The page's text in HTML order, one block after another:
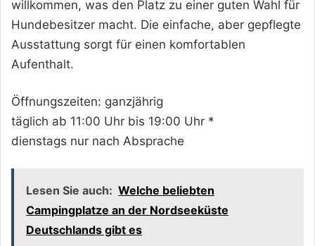
willkommen, was den Platz zu einer guten Wahl für
Hundebesitzer macht. Die einfache, aber gepflegte
Ausstattung sorgt für einen komfortablen
Aufenthalt.
Öffnungszeiten: ganzjährig
täglich ab 11:00 Uhr bis 19:00 Uhr *
dienstags nur nach Absprache
Lesen Sie auch: Welche beliebten
Campingplatze an der Nordseeküste
Deutschlands gibt es